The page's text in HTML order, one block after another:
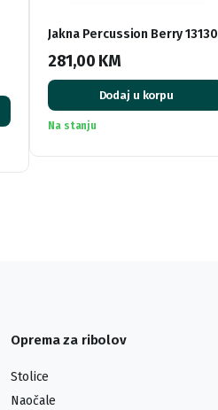
Jakna Percussion Berry 13130
281,00 KM
Dodaj u korpu
Na stanju
Oprema za ribolov
Stolice
Naočale